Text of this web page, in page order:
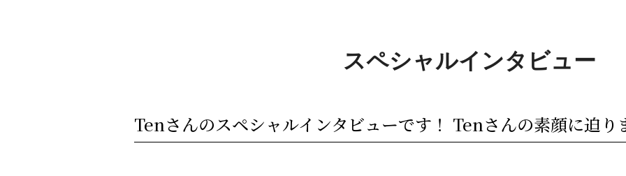
スペシャルインタビュー
Tenさんのスペシャルインタビューです！ Tenさんの素顔に迫り